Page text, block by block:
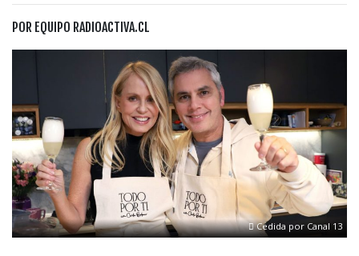
POR EQUIPO RADIOACTIVA.CL
Cedida por Canal 13